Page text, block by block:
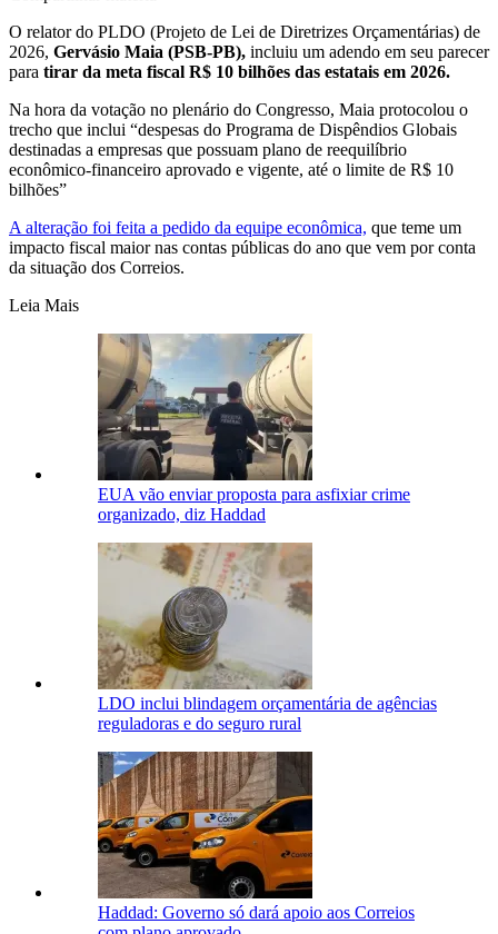
O relator do PLDO (Projeto de Lei de Diretrizes Orçamentárias) de
2026, Gervásio Maia (PSB-PB), incluiu um adendo em seu parecer
para tirar da meta fiscal R$ 10 bilhões das estatais em 2026.
Na hora da votação no plenário do Congresso, Maia protocolou o
trecho que inclui “despesas do Programa de Dispêndios Globais
destinadas a empresas que possuam plano de reequilíbrio
econômico-financeiro aprovado e vigente, até o limite de R$ 10
bilhões”
A alteração foi feita a pedido da equipe econômica, que teme um
impacto fiscal maior nas contas públicas do ano que vem por conta
da situação dos Correios.
Leia Mais
EUA vão enviar proposta para asfixiar crime
organizado, diz Haddad
LDO inclui blindagem orçamentária de agências
reguladoras e do seguro rural
Haddad: Governo só dará apoio aos Correios